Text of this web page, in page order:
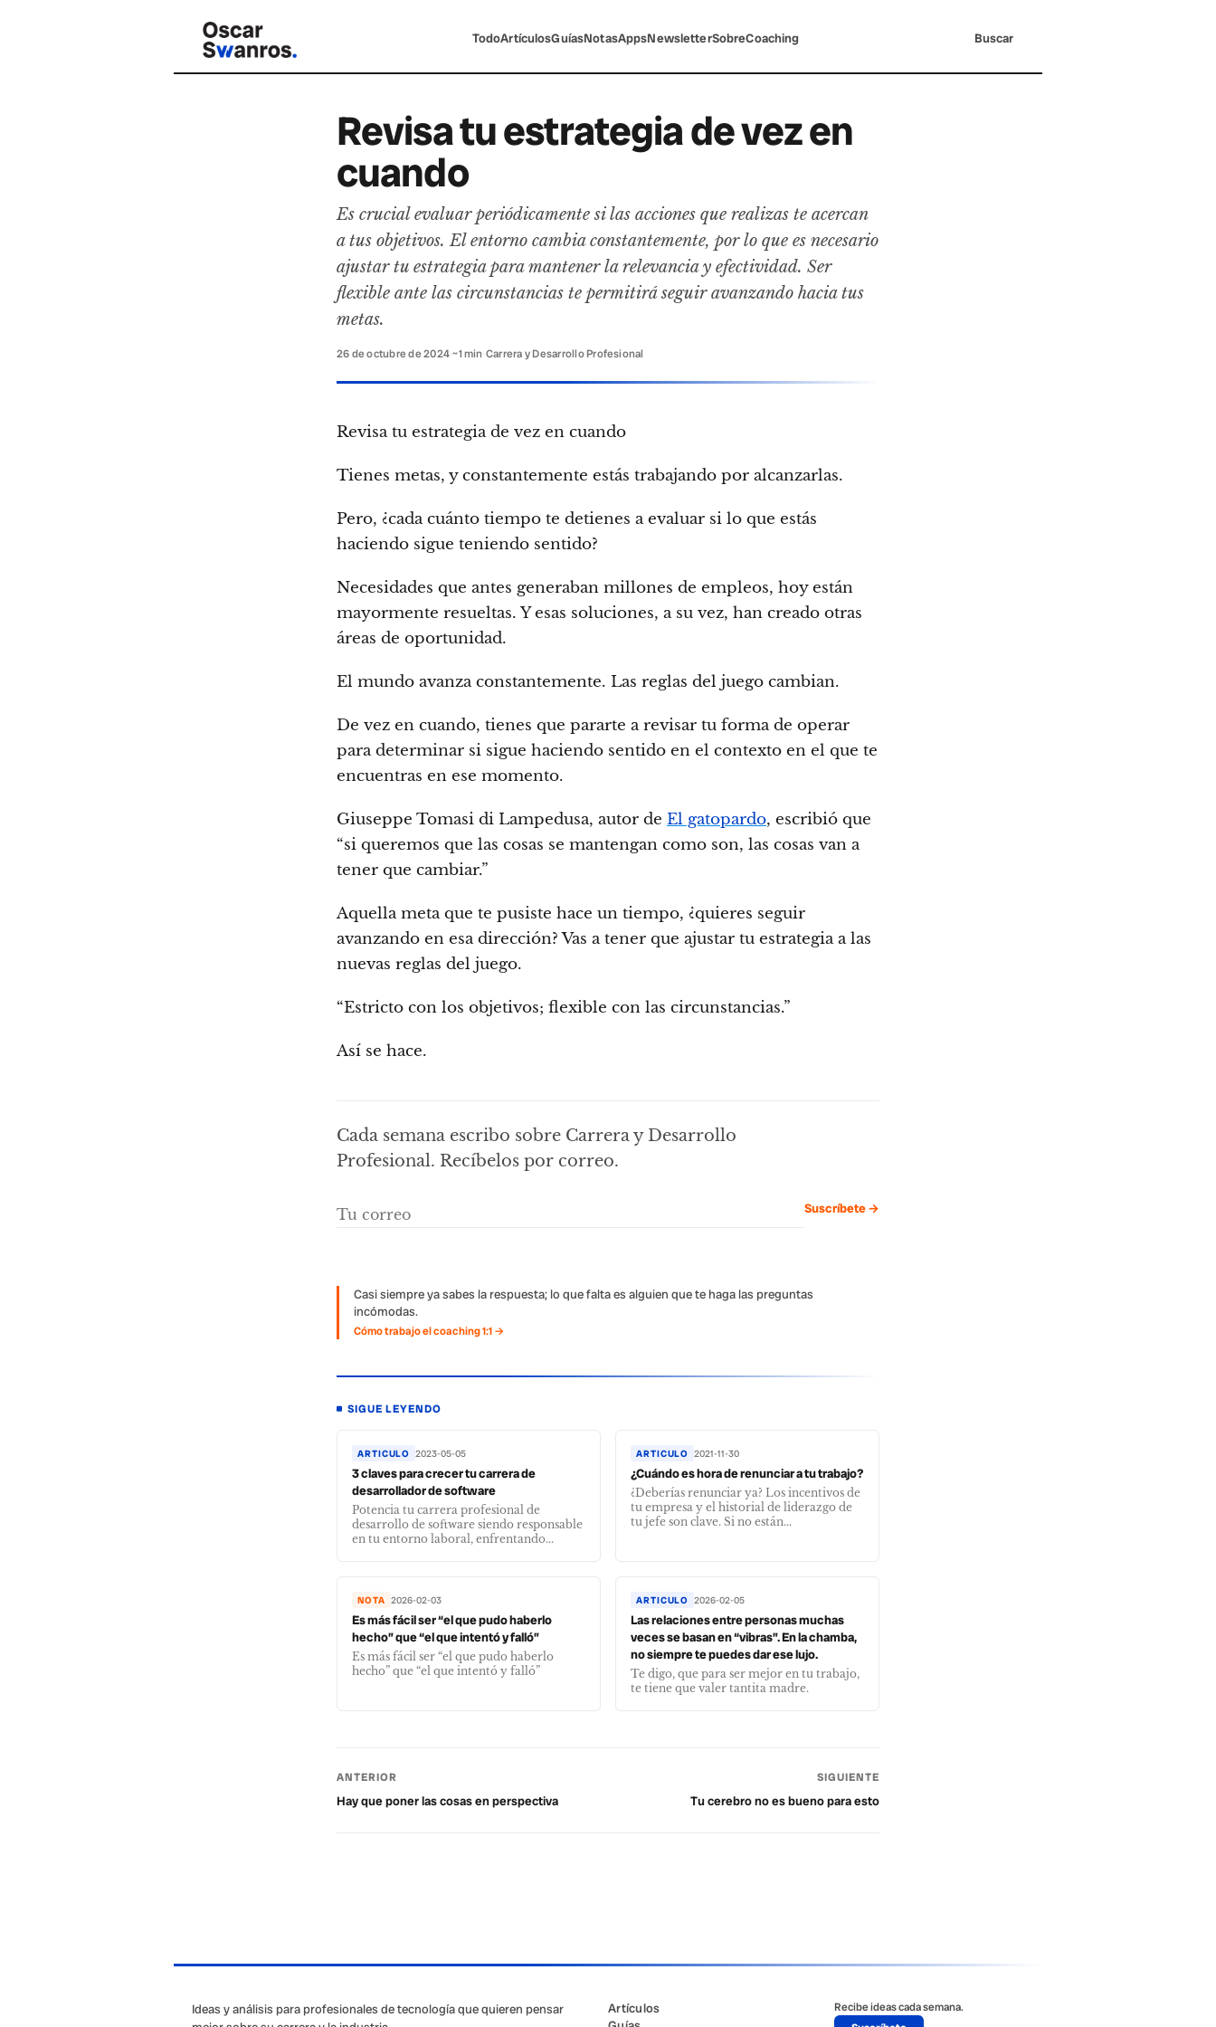
TodoArtículosGuíasNotasAppsNewsletterSobreCoaching Buscar
Revisa tu estrategia de vez en
cuando
Es crucial evaluar periódicamente si las acciones que realizas te acercan
a tus objetivos. El entorno cambia constantemente, por lo que es necesario
ajustar tu estrategia para mantener la relevancia y efectividad. Ser
flexible ante las circunstancias te permitirá seguir avanzando hacia tus
metas.
26 de octubre de 2024·~1 min Carrera y Desarrollo Profesional
Revisa tu estrategia de vez en cuando
Tienes metas, y constantemente estás trabajando por alcanzarlas.
Pero, ¿cada cuánto tiempo te detienes a evaluar si lo que estás
haciendo sigue teniendo sentido?
Necesidades que antes generaban millones de empleos, hoy están
mayormente resueltas. Y esas soluciones, a su vez, han creado otras
áreas de oportunidad.
El mundo avanza constantemente. Las reglas del juego cambian.
De vez en cuando, tienes que pararte a revisar tu forma de operar
para determinar si sigue haciendo sentido en el contexto en el que te
encuentras en ese momento.
Giuseppe Tomasi di Lampedusa, autor de El gatopardo, escribió que
“si queremos que las cosas se mantengan como son, las cosas van a
tener que cambiar.”
Aquella meta que te pusiste hace un tiempo, ¿quieres seguir
avanzando en esa dirección? Vas a tener que ajustar tu estrategia a las
nuevas reglas del juego.
“Estricto con los objetivos; flexible con las circunstancias.”
Así se hace.
Cada semana escribo sobre Carrera y Desarrollo
Profesional. Recíbelos por correo.
Suscríbete →
Casi siempre ya sabes la respuesta; lo que falta es alguien que te haga las preguntas
incómodas.
Cómo trabajo el coaching 1:1 →
SIGUE LEYENDO
ARTICULO 2023-05-05
3 claves para crecer tu carrera de
desarrollador de software
Potencia tu carrera profesional de
desarrollo de software siendo responsable
en tu entorno laboral, enfrentando...
ARTICULO 2021-11-30
¿Cuándo es hora de renunciar a tu trabajo?
¿Deberías renunciar ya? Los incentivos de
tu empresa y el historial de liderazgo de
tu jefe son clave. Si no están...
NOTA 2026-02-03
Es más fácil ser “el que pudo haberlo
hecho” que “el que intentó y falló”
Es más fácil ser “el que pudo haberlo
hecho” que “el que intentó y falló”
ARTICULO 2026-02-05
Las relaciones entre personas muchas
veces se basan en “vibras”. En la chamba,
no siempre te puedes dar ese lujo.
Te digo, que para ser mejor en tu trabajo,
te tiene que valer tantita madre.
ANTERIOR
Hay que poner las cosas en perspectiva
SIGUIENTE
Tu cerebro no es bueno para esto
Ideas y análisis para profesionales de tecnología que quieren pensar
Artículos
Recibe ideas cada semana.